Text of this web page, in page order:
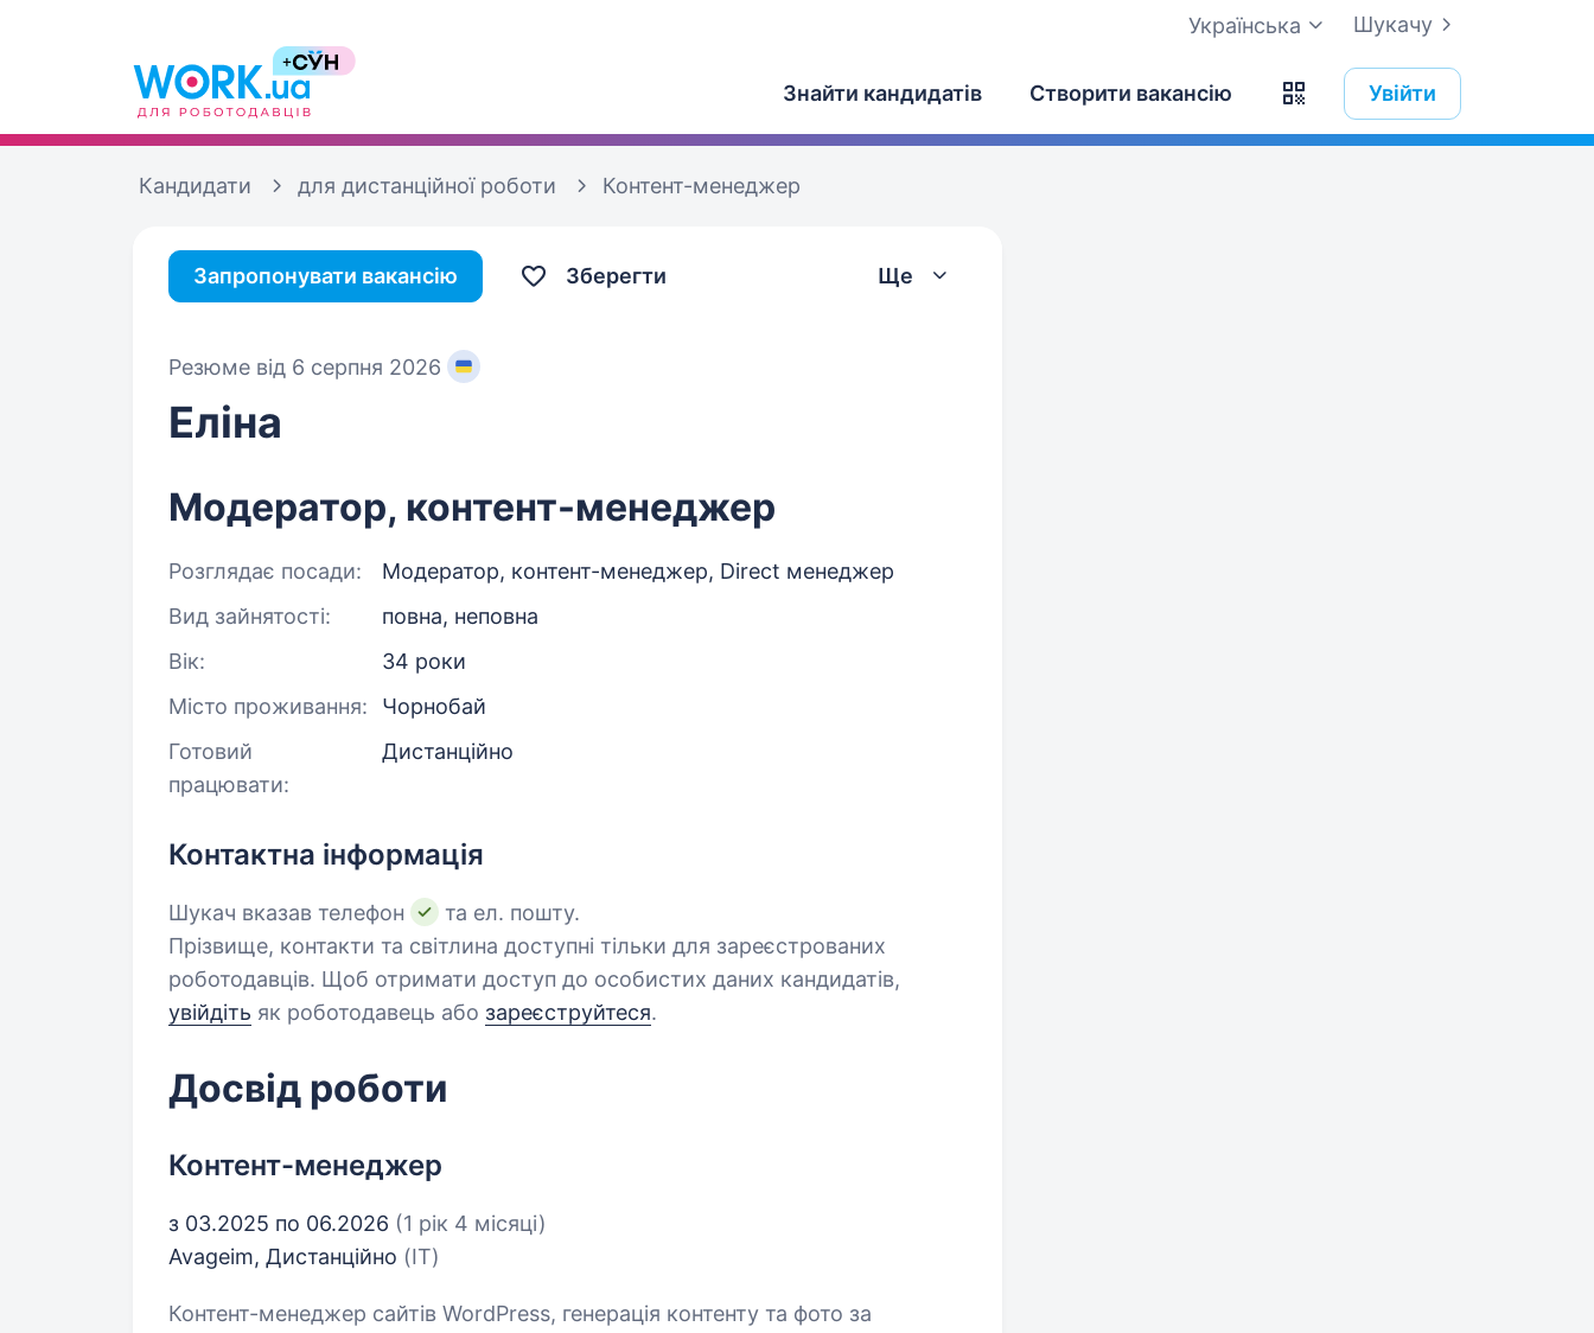
Шукачу
Українська
Знайти кандидатів Створити вакансію Увійти
Кандидати для дистанційної роботи Контент-менеджер
Запропонувати вакансію Зберегти Ще
Резюме від 6 серпня 2026
Еліна
Модератор, контент-менеджер
Розглядає посади:
Модератор, контент-менеджер, Direct менеджер
Вид зайнятості:
повна, неповна
Вік:
34 роки
Місто проживання:
Чорнобай
Готовий
працювати:
Дистанційно
Контактна інформація
Шукач вказав телефон
та ел. пошту.
Прізвище, контакти та світлина доступні тільки для зареєстрованих
роботодавців. Щоб отримати доступ до особистих даних кандидатів,
увійдіть як роботодавець або зареєструйтеся.
Досвід роботи
Контент-менеджер
з 03.2025 по 06.2026 (1 рік 4 місяці)
Avageim, Дистанційно (IT)
Контент-менеджер сайтів WordPress, генерація контенту та фото за